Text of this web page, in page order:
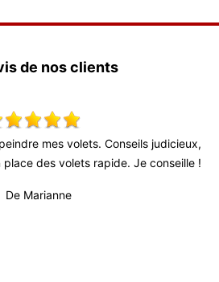
de nos clients
mes volets. Conseils judicieux,
des volets rapide. Je conseille !
De Marianne